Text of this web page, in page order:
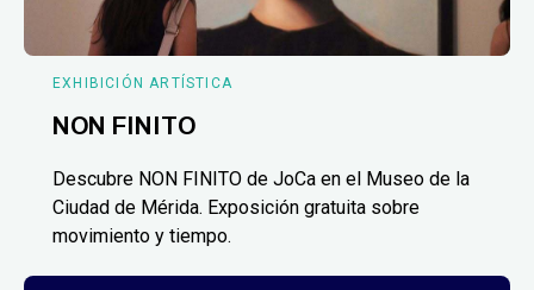
EXHIBICIÓN ARTÍSTICA
NON FINITO
Descubre NON FINITO de JoCa en el Museo de la
Ciudad de Mérida. Exposición gratuita sobre
movimiento y tiempo.